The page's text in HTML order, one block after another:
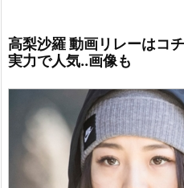
高梨沙羅 動画リレーはコ
実力で人気..画像も